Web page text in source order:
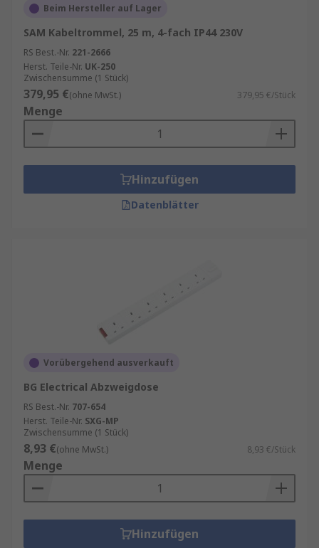
Beim Hersteller auf Lager
SAM Kabeltrommel, 25 m, 4-fach IP44 230V
RS Best.-Nr. 221-2666
Herst. Teile-Nr. UK-250
Zwischensumme (1 Stück)
379,95 €(ohne MwSt.) 379,95 €/Stück
Menge
Hinzufügen
Datenblätter
Vorübergehend ausverkauft
BG Electrical Abzweigdose
RS Best.-Nr. 707-654
Herst. Teile-Nr. SXG-MP
Zwischensumme (1 Stück)
8,93 €(ohne MwSt.) 8,93 €/Stück
Menge
Hinzufügen